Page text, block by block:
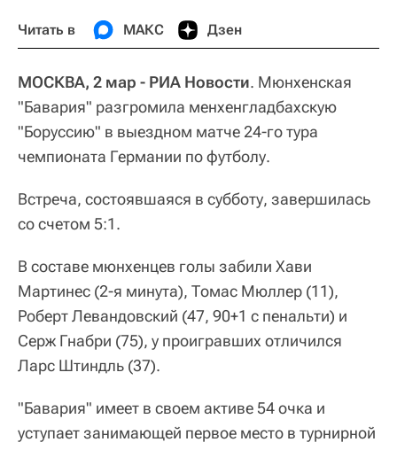
Читать в МАКС Дзен
МОСКВА, 2 мар - РИА Новости. Мюнхенская
"Бавария" разгромила менхенгладбахскую
"Боруссию" в выездном матче 24-го тура
чемпионата Германии по футболу.
Встреча, состоявшаяся в субботу, завершилась
со счетом 5:1.
В составе мюнхенцев голы забили Хави
Мартинес (2-я минута), Томас Мюллер (11),
Роберт Левандовский (47, 90+1 с пенальти) и
Серж Гнабри (75), у проигравших отличился
Ларс Штиндль (37).
"Бавария" имеет в своем активе 54 очка и
уступает занимающей первое место в турнирной